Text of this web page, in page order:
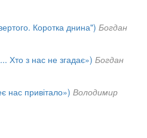
Коротка днина") Богдан
Хто з нас не згадає») Богдан
нас привітало») Володимир